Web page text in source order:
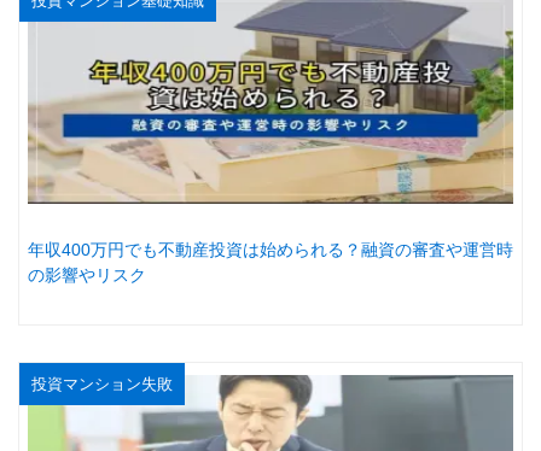
年収400万円でも不動産投資は始められる？融資の審査や運営時
の影響やリスク
投資マンション失敗